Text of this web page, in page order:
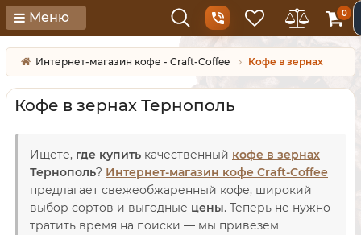
Меню 0
Интернет-магазин кофе - Craft-Coffee Кофе в зернах
Кофе в зернах Тернополь
Ищете, где купить качественный кофе в зернах
Тернополь? Интернет-магазин кофе Craft-Coffee
предлагает свежеобжаренный кофе, широкий
выбор сортов и выгодные цены. Теперь не нужно
тратить время на поиски — мы привезём